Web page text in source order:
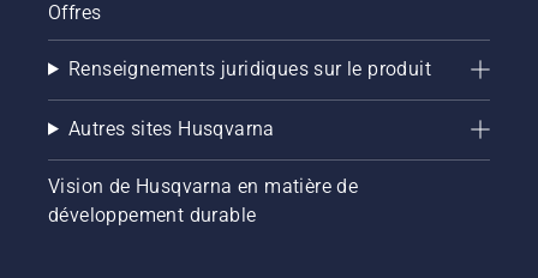
Offres
Renseignements juridiques sur le produit
Autres sites Husqvarna
Vision de Husqvarna en matière de
développement durable